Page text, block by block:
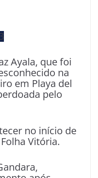
Ayala, que foi
na
em Playa del
pelo
no início de
Vitória.